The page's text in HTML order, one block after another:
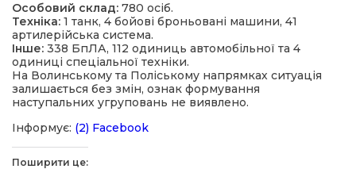
Особовий склад: 780 осіб.
Техніка: 1 танк, 4 бойові броньовані машини, 41
артилерійська система.
Інше: 338 БпЛА, 112 одиниць автомобільної та 4
одиниці спеціальної техніки.
На Волинському та Поліському напрямках ситуація
залишається без змін, ознак формування
наступальних угруповань не виявлено.
Інформує: (2) Facebook
Поширити це: